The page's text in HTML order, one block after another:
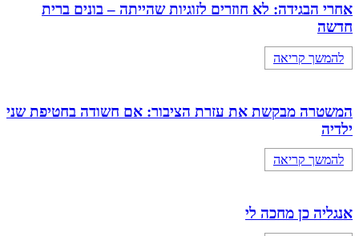
אחרי הבגידה: לא חוזרים לזוגיות שהייתה – בונים ברית
חדשה
להמשך קריאה
המשטרה מבקשת את עזרת הציבור: אם חשודה בחטיפת שני
ילדיה
להמשך קריאה
אנגליה כן מחכה לי